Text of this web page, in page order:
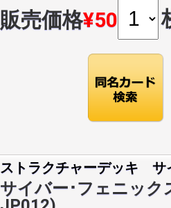
販売価格¥50
ストラクチャーデッキ サ
サイバー･フェニック